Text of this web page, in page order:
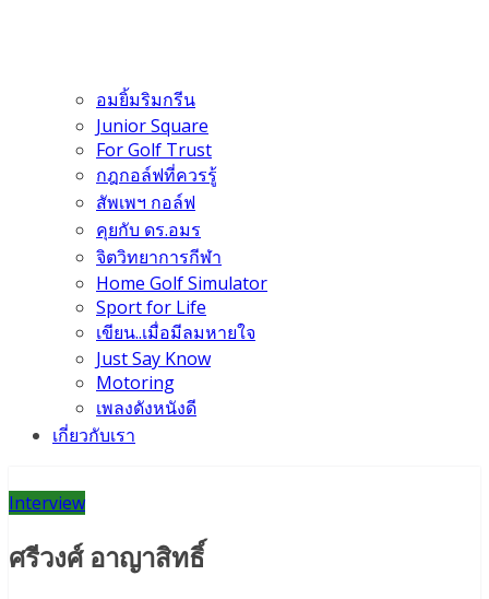
อมยิ้มริมกรีน
Junior Square
For Golf Trust
กฎกอล์ฟที่ควรรู้
สัพเพฯ กอล์ฟ
คุยกับ ดร.อมร
จิตวิทยาการกีฬา
Home Golf Simulator
Sport for Life
เขียน..เมื่อมีลมหายใจ
Just Say Know
Motoring
เพลงดังหนังดี
เกี่ยวกับเรา
Interview
ศรีวงศ์ อาญาสิทธิ์